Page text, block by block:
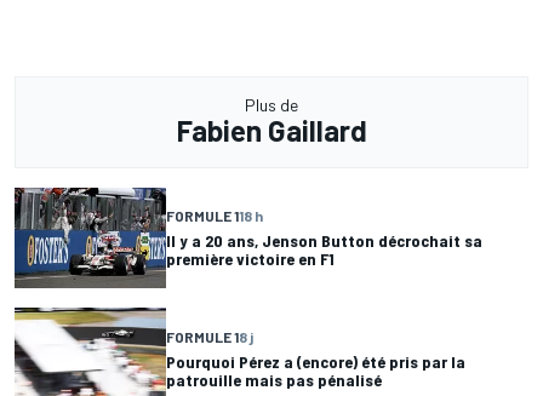
Plus de
Fabien Gaillard
FORMULE 118 h
Il y a 20 ans, Jenson Button décrochait sa
première victoire en F1
FORMULE 18 j
Pourquoi Pérez a (encore) été pris par la
patrouille mais pas pénalisé